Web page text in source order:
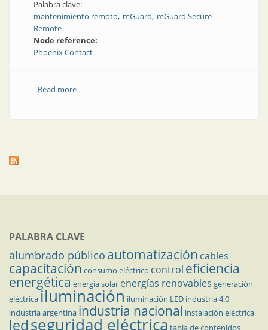
Palabra clave:
mantenimiento remoto mGuard mGuard Secure
Remote
Node reference:
Phoenix Contact
Read moreabout Mantenimiento remoto en la nube
PALABRA CLAVE
alumbrado público automatización cables
capacitación consumo eléctrico control eficiencia
energética energía solar energías renovables generación
eléctricailuminación iluminación LED industria 4.0
industria argentina industria nacional instalación eléctrica
ledseguridad eléctrica tabla de contenidos